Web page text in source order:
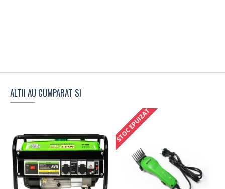
ALTII AU CUMPARAT SI
STOC EPUIZAT